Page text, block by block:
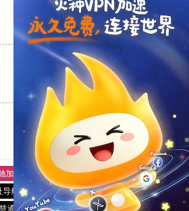
支持[0] 反对[0]
支持[0] 反对[0]
加速器
旋风加速器
导航 软件中心 雷霆加速
狂飙加速器
通下载站 红海pro加速器 优云666